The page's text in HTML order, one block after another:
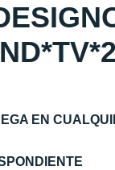
EN